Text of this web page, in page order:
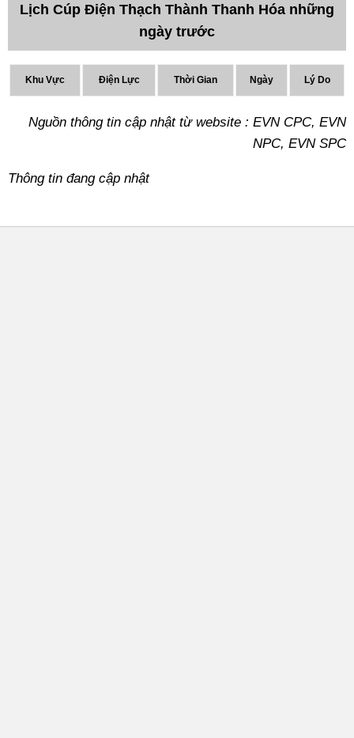
Lịch Cúp Điện Thạch Thành Thanh Hóa những
ngày trước
Khu Vực Điện Lực Thời Gian Ngày Lý Do
Nguồn thông tin cập nhật từ website : EVN CPC, EVN
NPC, EVN SPC
Thông tin đang cập nhật